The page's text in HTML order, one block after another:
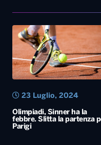
Olimpiadi, Sinner ha la
febbre. Slitta la partenza
Parigi
23 Luglio, 2024